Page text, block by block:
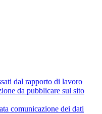
dal rapporto di lavoro
da pubblicare sul sito
comunicazione dei dati